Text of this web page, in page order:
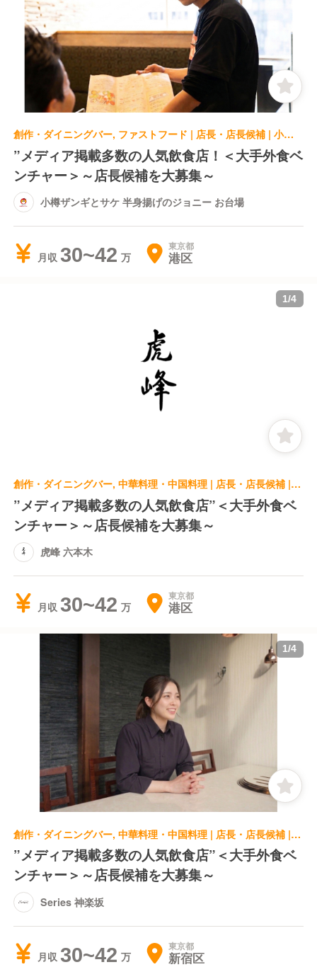
創作・ダイニングバー, ファストフード | 店長・店長候補 | 小樽ザンギとサケ 半身揚げのジョニー お台場
”メディア掲載多数の人気飲食店！＜大手外食ベ
ンチャー＞～店長候補を大募集～
小樽ザンギとサケ 半身揚げのジョニー お台場
月収 30~42 東京都
港区
1/4
創作・ダイニングバー, 中華料理・中国料理 | 店長・店長候補 | 虎峰 六本木
”メディア掲載多数の人気飲食店”＜大手外食ベ
ンチャー＞～店長候補を大募集～
虎峰 六本木
月収 30~42 東京都
港区
1/4
創作・ダイニングバー, 中華料理・中国料理 | 店長・店長候補 | Series 神楽坂
”メディア掲載多数の人気飲食店”＜大手外食ベ
ンチャー＞～店長候補を大募集～
Series 神楽坂
月収 30~42 東京都
新宿区